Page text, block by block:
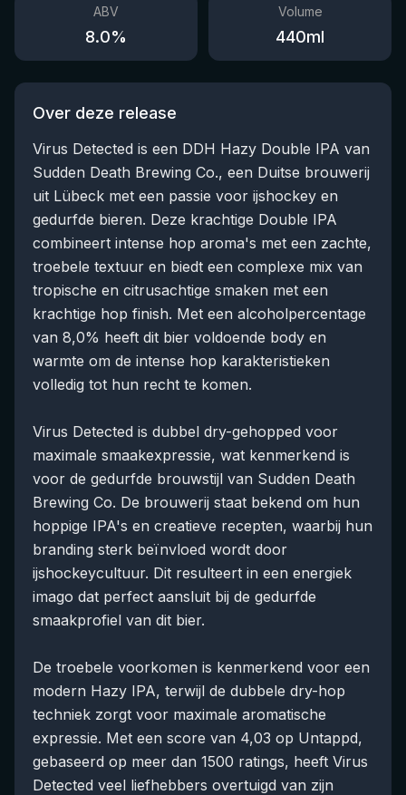
ABV
8.0%
Volume
440ml
Over deze release
Virus Detected is een DDH Hazy Double IPA van
Sudden Death Brewing Co., een Duitse brouwerij
uit Lübeck met een passie voor ijshockey en
gedurfde bieren. Deze krachtige Double IPA
combineert intense hop aroma's met een zachte,
troebele textuur en biedt een complexe mix van
tropische en citrusachtige smaken met een
krachtige hop finish. Met een alcoholpercentage
van 8,0% heeft dit bier voldoende body en
warmte om de intense hop karakteristieken
volledig tot hun recht te komen.
Virus Detected is dubbel dry-gehopped voor
maximale smaakexpressie, wat kenmerkend is
voor de gedurfde brouwstijl van Sudden Death
Brewing Co. De brouwerij staat bekend om hun
hoppige IPA's en creatieve recepten, waarbij hun
branding sterk beïnvloed wordt door
ijshockeycultuur. Dit resulteert in een energiek
imago dat perfect aansluit bij de gedurfde
smaakprofiel van dit bier.
De troebele voorkomen is kenmerkend voor een
modern Hazy IPA, terwijl de dubbele dry-hop
techniek zorgt voor maximale aromatische
expressie. Met een score van 4,03 op Untappd,
gebaseerd op meer dan 1500 ratings, heeft Virus
Detected veel liefhebbers overtuigd van zijn